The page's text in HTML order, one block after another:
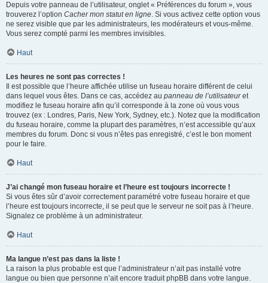
Depuis votre panneau de l’utilisateur, onglet « Préférences du forum », vous
trouverez l’option Cacher mon statut en ligne. Si vous activez cette option vous
ne serez visible que par les administrateurs, les modérateurs et vous-même.
Vous serez compté parmi les membres invisibles.
Haut
Les heures ne sont pas correctes !
Il est possible que l’heure affichée utilise un fuseau horaire différent de celui
dans lequel vous êtes. Dans ce cas, accédez au panneau de l’utilisateuret
modifiez le fuseau horaire afin qu’il corresponde à la zone où vous vous
trouvez (ex : Londres, Paris, New York, Sydney, etc.). Notez que la modification
du fuseau horaire, comme la plupart des paramètres, n’est accessible qu’aux
membres du forum. Donc si vous n’êtes pas enregistré, c’est le bon moment
pour le faire.
Haut
J’ai changé mon fuseau horaire et l’heure est toujours incorrecte !
Si vous êtes sûr d’avoir correctement paramétré votre fuseau horaire et que
l’heure est toujours incorrecte, il se peut que le serveur ne soit pas à l’heure.
Signalez ce problème à un administrateur.
Haut
Ma langue n’est pas dans la liste !
La raison la plus probable est que l’administrateur n’ait pas installé votre
langue ou bien que personne n’ait encore traduit phpBB dans votre langue.